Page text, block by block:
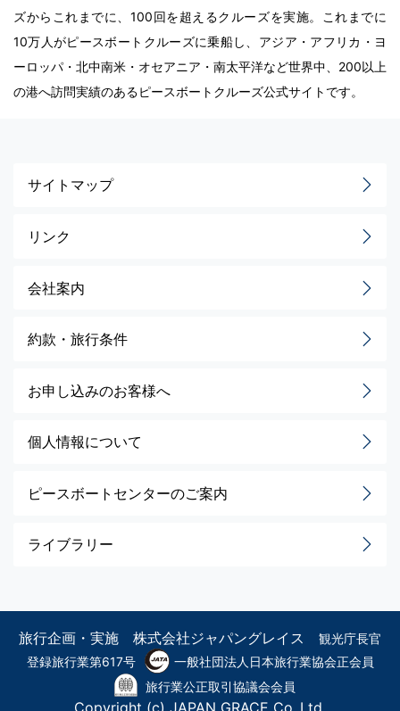
ズからこれまでに、100回を超えるクルーズを実施。これまでに
10万人がピースボートクルーズに乗船し、アジア・アフリカ・ヨ
ーロッパ・北中南米・オセアニア・南太平洋など世界中、200以上
の港へ訪問実績のあるピースボートクルーズ公式サイトです。
サイトマップ
リンク
会社案内
約款・旅行条件
お申し込みのお客様へ
個人情報について
ピースボートセンターのご案内
ライブラリー
旅行企画・実施 株式会社ジャパングレイス 観光庁長官
登録旅行業第617号
一般社団法人日本旅行業協会正会員
旅行業公正取引協議会会員